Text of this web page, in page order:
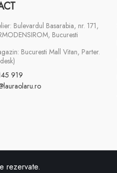
Bulevardul Basarabia, nr. 171,
Bucuresti
Bucuresti Mall Vitan, Parter.
919
rezervate.